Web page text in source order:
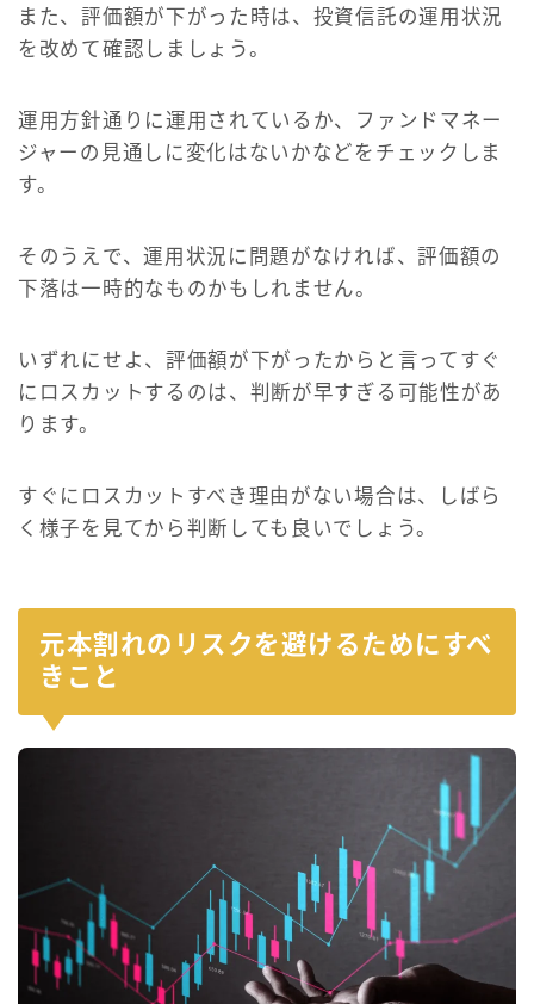
また、評価額が下がった時は、投資信託の運用状況
を改めて確認しましょう。
運用方針通りに運用されているか、ファンドマネー
ジャーの見通しに変化はないかなどをチェックしま
す。
そのうえで、運用状況に問題がなければ、評価額の
下落は一時的なものかもしれません。
いずれにせよ、評価額が下がったからと言ってすぐ
にロスカットするのは、判断が早すぎる可能性があ
ります。
すぐにロスカットすべき理由がない場合は、しばら
く様子を見てから判断しても良いでしょう。
元本割れのリスクを避けるためにすべ
きこと